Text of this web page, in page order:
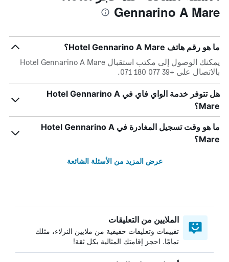
Gennarino A Mare
ما هو رقم هاتف Hotel Gennarino A Mare؟
يمكنك الوصول إلى مكتب استقبال Hotel Gennarino A Mare
بالاتصال على +39 077 180 071.
هل تتوفر خدمة الواي فاي في Hotel Gennarino A
Mare؟
ما هو وقت تسجيل المغادرة في Hotel Gennarino A
Mare؟
عرض المزيد من الأسئلة الشائعة
الملايين من التعليقات
تقييمات وتعليقات حقيقية من ملايين النزلاء، مثلك
تمامًا. احجز إقامتك المثالية بكل ثقة!